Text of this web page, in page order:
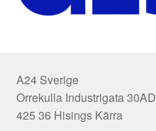
A24 Sverige
Orrekulla Industrigata 30AD
425 36 Hisings Kärra